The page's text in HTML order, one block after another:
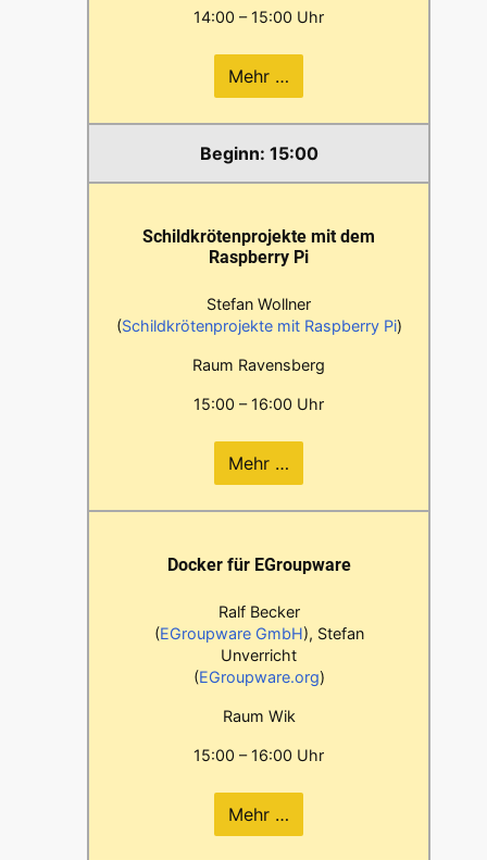
14:00 – 15:00 Uhr
Mehr …
15:00
Schildkrötenprojekte mit dem
Raspberry Pi
Stefan Wollner
(Schildkrötenprojekte mit Raspberry Pi)
Raum Ravensberg
15:00 – 16:00 Uhr
Mehr …
Docker für EGroupware
Ralf Becker
(EGroupware GmbH), Stefan
Unverricht
(EGroupware.org)
Raum Wik
15:00 – 16:00 Uhr
Mehr …